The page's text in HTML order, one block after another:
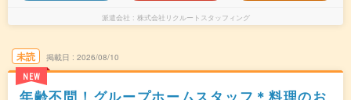
派遣会社 株式会社リクルートスタッフィング
未読
NEW
掲載日 2026/08/10
年齢不問！グループホームスタッフ＊料理のお